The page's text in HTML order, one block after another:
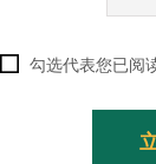
勾选代表您已阅